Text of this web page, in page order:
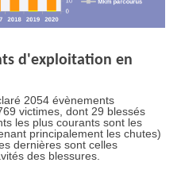
d'exploitation en
2054 évènements
victimes, dont 29 blessés
les plus courants sont les
principalement les chutes)
dernières sont celles
des blessures.